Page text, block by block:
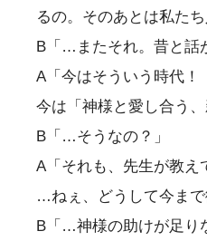
るの。そのあとは私た
B「…またそれ。昔と話
A「今はそういう時代！
今は「神様と愛し合う
B「…そうなの？」
A「それも、先生が教え
…ねぇ、どうして今まで
B「…神様の助けが足り